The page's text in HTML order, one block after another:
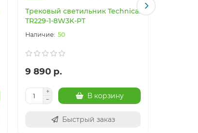
Трековый светильник Technical
TR229-1-8W3K-PT
50
9 890 р.
В корзину
Быстрый заказ